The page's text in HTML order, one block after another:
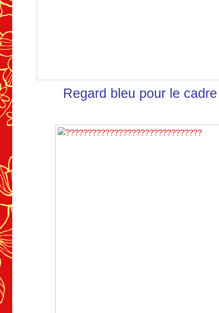
Regard bleu pour le